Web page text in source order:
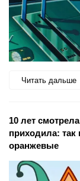
Читать дальше
10 лет
приходила: так
оранжевые